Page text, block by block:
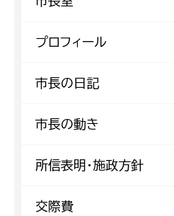
プロフィール
市長の日記
市長の動き
所信表明・施政方針
交際費